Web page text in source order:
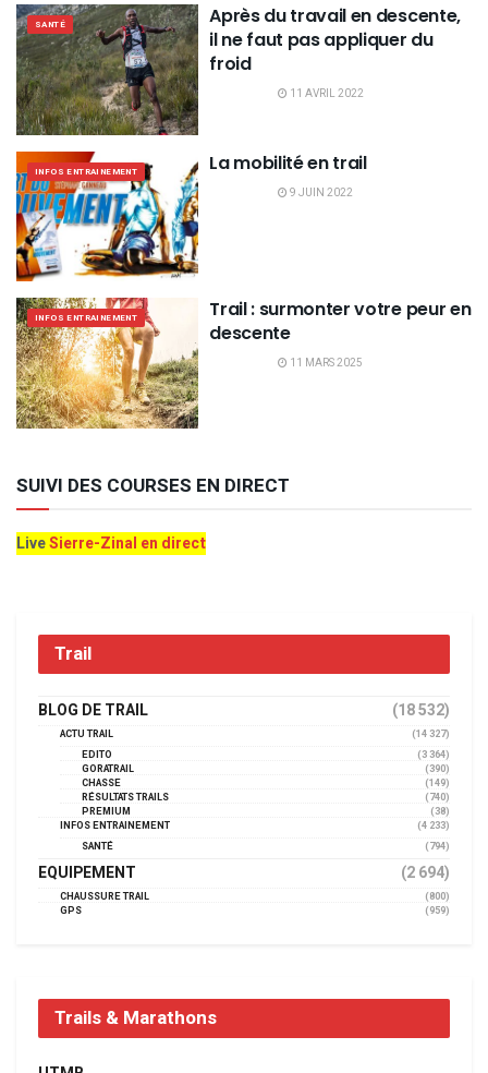
SANTÉ
Après du travail en descente,
il ne faut pas appliquer du
froid
11 AVRIL 2022
INFOS ENTRAINEMENT La mobilité en trail
9 JUIN 2022
INFOS ENTRAINEMENT
Trail : surmonter votre peur en
descente
11 MARS 2025
SUIVI DES COURSES EN DIRECT
LiveSierre-Zinal en direct
Trail
BLOG DE TRAIL (18 532)
ACTU TRAIL
(14 327)
EDITO
(3 364)
GORATRAIL
(390)
CHASSE
(149)
RÉSULTATS TRAILS
(740)
PREMIUM
(38)
INFOS ENTRAINEMENT
(4 233)
SANTÉ
(794)
EQUIPEMENT (2 694)
CHAUSSURE TRAIL
(800)
GPS
(959)
Trails & Marathons